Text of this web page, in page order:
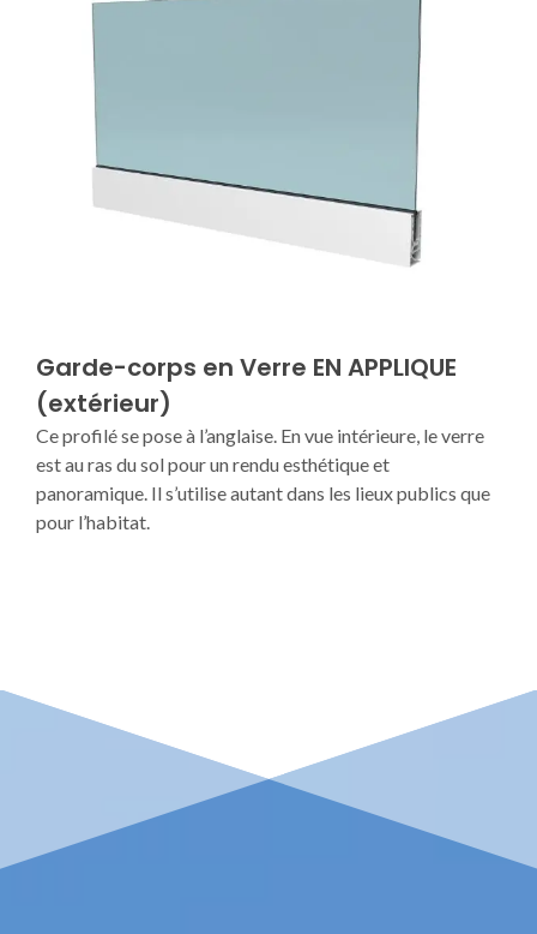
Garde-corps en Verre EN APPLIQUE
(extérieur)
Ce profilé se pose à l’anglaise. En vue intérieure, le verre
est au ras du sol pour un rendu esthétique et
panoramique. Il s’utilise autant dans les lieux publics que
pour l’habitat.